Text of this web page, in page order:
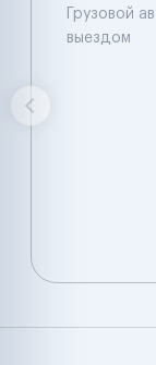
Грузовой
выездом